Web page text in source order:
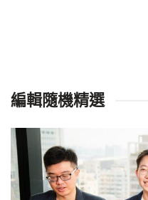
編輯隨機精選